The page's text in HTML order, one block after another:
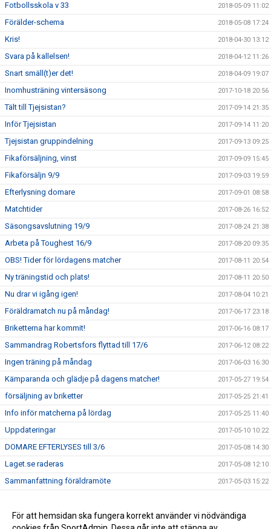
Fotbollsskola v 33 2018-05-09 11:02
Förälder-schema 2018-05-08 17:24
Kris! 2018-04-30 13:12
Svara på kallelsen! 2018-04-12 11:26
Snart smäll(t)er det! 2018-04-09 19:07
Inomhusträning vintersäsong 2017-10-18 20:56
Tält till Tjejsistan? 2017-09-14 21:35
Inför Tjejsistan 2017-09-14 11:20
Tjejsistan gruppindelning 2017-09-13 09:25
Fikaförsäljning, vinst 2017-09-09 15:45
Fikaförsäljn 9/9 2017-09-03 19:59
Efterlysning domare 2017-09-01 08:58
Matchtider 2017-08-26 16:52
Säsongsavslutning 19/9 2017-08-24 21:38
Arbeta på Toughest 16/9 2017-08-20 09:35
OBS! Tider för lördagens matcher 2017-08-11 20:54
Ny träningstid och plats! 2017-08-11 20:50
Nu drar vi igång igen! 2017-08-04 10:21
Föräldramatch nu på måndag! 2017-06-17 23:18
Briketterna har kommit! 2017-06-16 08:17
Sammandrag Robertsfors flyttad till 17/6 2017-06-12 08:22
Ingen träning på måndag 2017-06-03 16:30
Kämparanda och glädje på dagens matcher! 2017-05-27 19:54
försäljning av briketter 2017-05-25 21:41
Info inför matcherna på lördag 2017-05-25 11:40
Uppdateringar 2017-05-10 10:22
DOMARE EFTERLYSES till 3/6 2017-05-08 14:30
Laget.se raderas 2017-05-08 12:10
Sammanfattning föräldramöte 2017-05-03 15:22
Fotbollsskola 2017-05-03 13:34
För att hemsidan ska fungera korrekt använder vi nödvändiga